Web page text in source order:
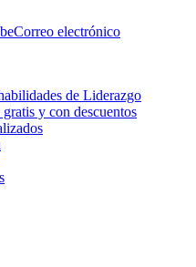
Correo electrónico
de Liderazgo
y con descuentos